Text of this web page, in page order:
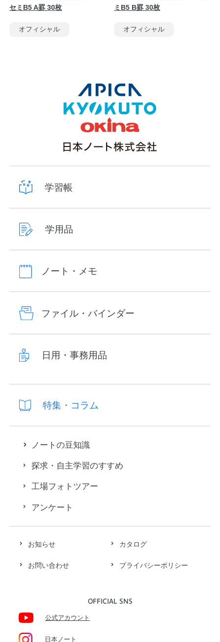
セミB5 A罫 30枚
オフィシャル
ミB5 B罫 30枚
オフィシャル
お知らせ カタログ
お問い合わせ プライバシーポリシー
OFFICIAL SNS
公式アカウント
日本ノート
学習帳
学用品
ノート・メモ
ファイル・バインダー
日用・事務用品
特集・コラム
ノートの豆知識
探求・自主学習のすすめ
工場フォトツアー
アンケート